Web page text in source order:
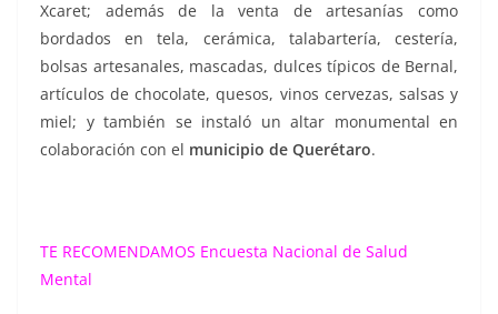
Xcaret; además de la venta de artesanías como
bordados en tela, cerámica, talabartería, cestería,
bolsas artesanales, mascadas, dulces típicos de Bernal,
artículos de chocolate, quesos, vinos cervezas, salsas y
miel; y también se instaló un altar monumental en
colaboración con el municipio de Querétaro.
TE RECOMENDAMOS Encuesta Nacional de Salud
Mental